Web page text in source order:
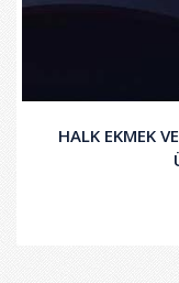
HALK EKMEK